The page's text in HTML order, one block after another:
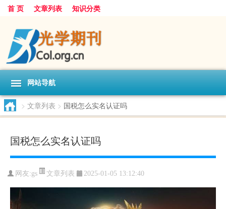
首 页 文章列表 知识分类
网站导航
> 文章列表 > 国税怎么实名认证吗
国税怎么实名认证吗
网友:gs 文章列表 2025-01-05 13:12:40